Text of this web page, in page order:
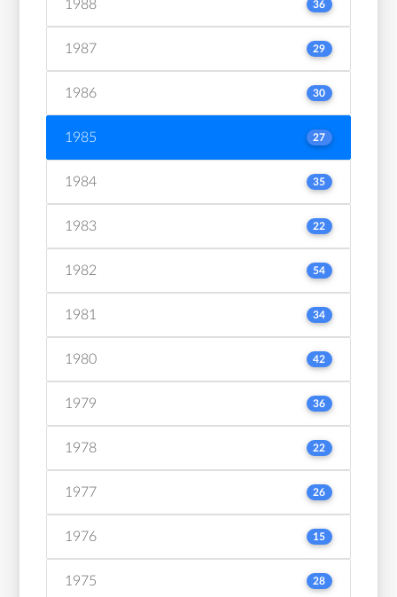
1988 36
1987 29
1986 30
1985 27
1984 35
1983 22
1982 54
1981 34
1980 42
1979 36
1978 22
1977 26
1976 15
1975 28